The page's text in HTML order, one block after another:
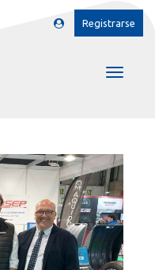
Registrarse